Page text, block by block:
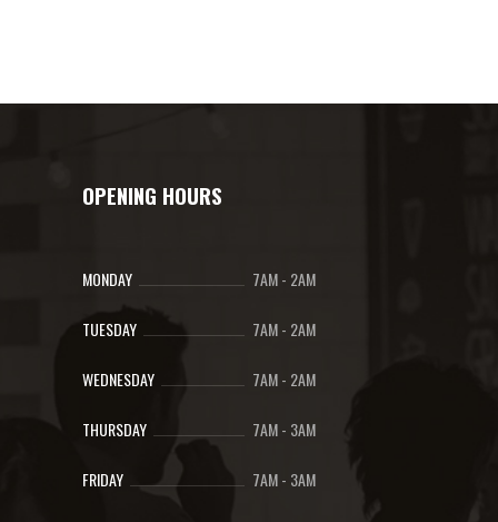
OPENING HOURS
MONDAY 7AM- 2AM
TUESDAY 7AM- 2AM
WEDNESDAY 7AM- 2AM
THURSDAY 7AM- 3AM
FRIDAY 7AM- 3AM